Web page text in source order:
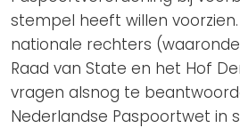
stempel heeft willen
nationale rechters
Raad van State en het Hof
vragen alsnog te
Nederlandse Paspoortwet in